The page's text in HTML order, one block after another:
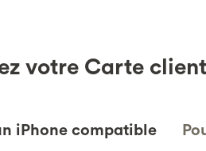
votre Carte
iPhone compatible